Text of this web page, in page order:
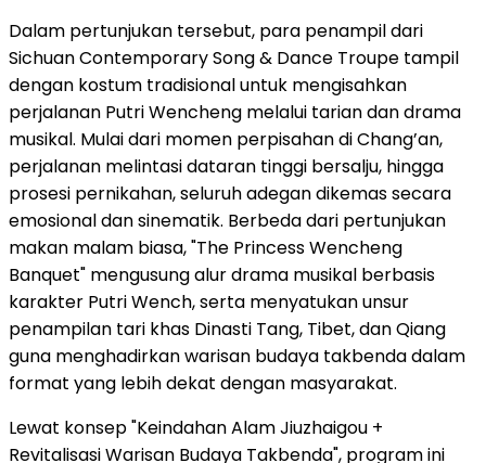
Dalam pertunjukan tersebut, para penampil dari
Sichuan Contemporary Song & Dance Troupe tampil
dengan kostum tradisional untuk mengisahkan
perjalanan Putri Wencheng melalui tarian dan drama
musikal. Mulai dari momen perpisahan di Chang’an,
perjalanan melintasi dataran tinggi bersalju, hingga
prosesi pernikahan, seluruh adegan dikemas secara
emosional dan sinematik. Berbeda dari pertunjukan
makan malam biasa, "The Princess Wencheng
Banquet" mengusung alur drama musikal berbasis
karakter Putri Wench, serta menyatukan unsur
penampilan tari khas Dinasti Tang, Tibet, dan Qiang
guna menghadirkan warisan budaya takbenda dalam
format yang lebih dekat dengan masyarakat.
Lewat konsep "Keindahan Alam Jiuzhaigou +
Revitalisasi Warisan Budaya Takbenda", program ini